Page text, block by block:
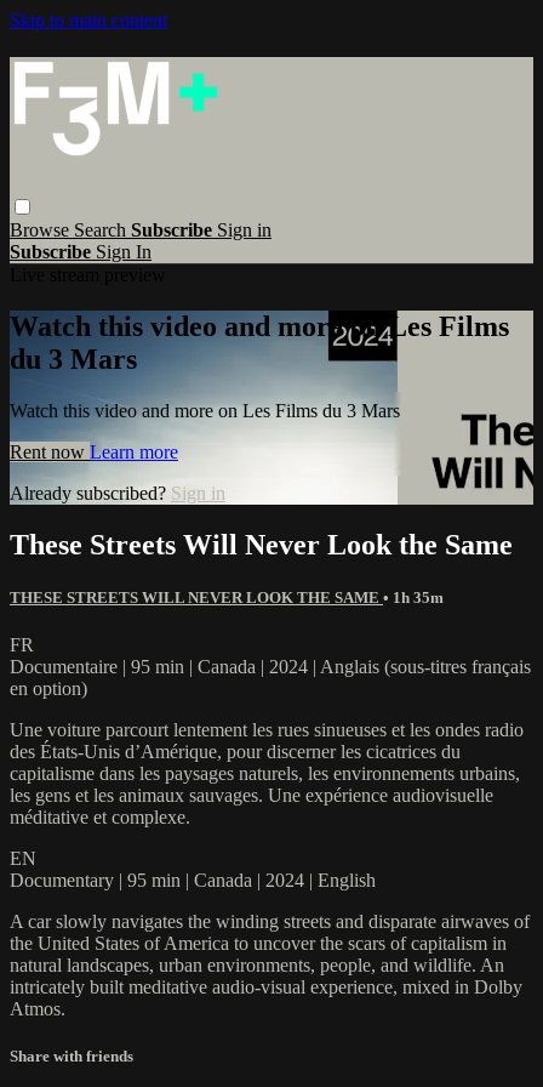
Skip to main content
Browse Search Subscribe Sign in
Subscribe Sign In
Watch this video and more on Les Films
du 3 Mars
Watch this video and more on Les Films du 3 Mars
Rent now Learn more
Already subscribed? Sign in
These Streets Will Never Look the Same
THESE STREETS WILL NEVER LOOK THE SAME • 1h 35m
FR
Documentaire | 95 min | Canada | 2024 | Anglais (sous-titres français
en option)
Une voiture parcourt lentement les rues sinueuses et les ondes radio
des États-Unis d’Amérique, pour discerner les cicatrices du
capitalisme dans les paysages naturels, les environnements urbains,
les gens et les animaux sauvages. Une expérience audiovisuelle
méditative et complexe.
EN
Documentary | 95 min | Canada | 2024 | English
A car slowly navigates the winding streets and disparate airwaves of
the United States of America to uncover the scars of capitalism in
natural landscapes, urban environments, people, and wildlife. An
intricately built meditative audio-visual experience, mixed in Dolby
Atmos.
Share with friends